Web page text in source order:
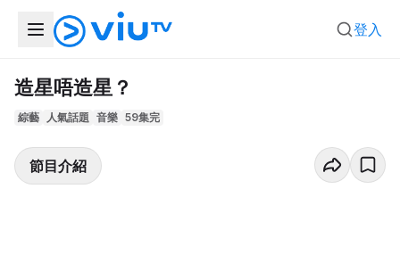
登入
造星唔造星？
綜藝 人氣話題 音樂 59集完
節目介紹